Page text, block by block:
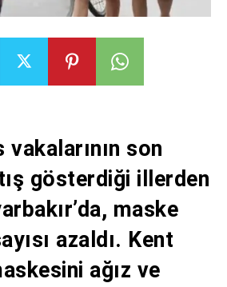
son
gösterdiği illerden
maske
azaldı. Kent
ağız ve